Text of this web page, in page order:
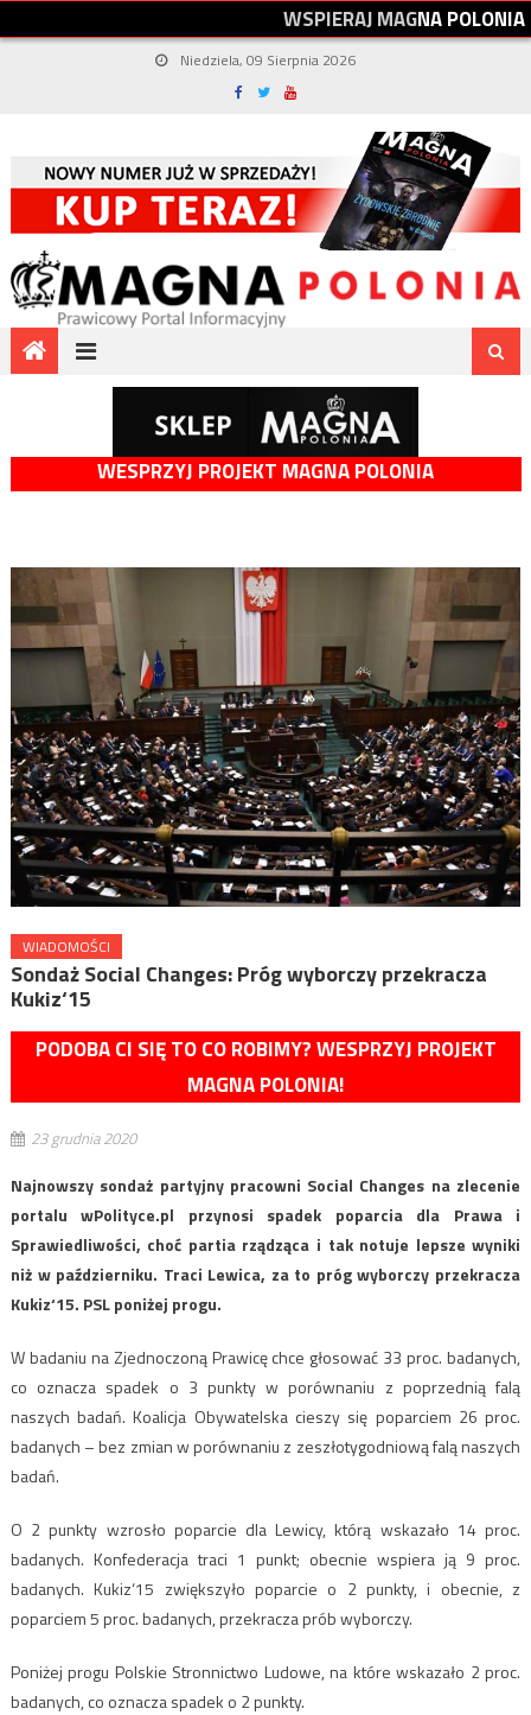
WSPIERAJMAGNAPOLONIA
Niedziela, 09 Sierpnia 2026
WESPRZYJ PROJEKT MAGNA POLONIA
WIADOMOŚCI
Sondaż Social Changes: Próg wyborczy przekracza
Kukiz‘15
PODOBA CI SIĘ TO CO ROBIMY? WESPRZYJ PROJEKT
MAGNA POLONIA!
23 grudnia 2020
Najnowszy sondaż partyjny pracowni Social Changes na zlecenie
portalu wPolityce.pl przynosi spadek poparcia dla Prawa i
Sprawiedliwości, choć partia rządząca i tak notuje lepsze wyniki
niż w październiku. Traci Lewica, za to próg wyborczy przekracza
Kukiz‘15. PSL poniżej progu.
W badaniu na Zjednoczoną Prawicę chce głosować 33 proc. badanych,
co oznacza spadek o 3 punkty w porównaniu z poprzednią falą
naszych badań. Koalicja Obywatelska cieszy się poparciem 26 proc.
badanych – bez zmian w porównaniu z zeszłotygodniową falą naszych
badań.
O 2 punkty wzrosło poparcie dla Lewicy, którą wskazało 14 proc.
badanych. Konfederacja traci 1 punkt; obecnie wspiera ją 9 proc.
badanych. Kukiz‘15 zwiększyło poparcie o 2 punkty, i obecnie, z
poparciem 5 proc. badanych, przekracza prób wyborczy.
Poniżej progu Polskie Stronnictwo Ludowe, na które wskazało 2 proc.
badanych, co oznacza spadek o 2 punkty.